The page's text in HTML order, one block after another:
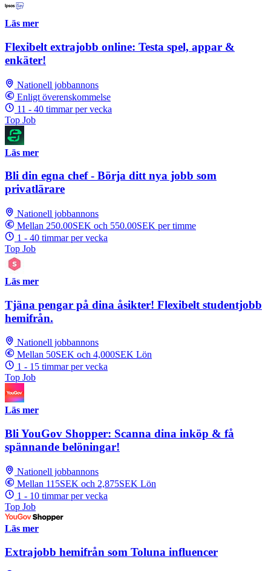
Läs mer
Flexibelt extrajobb online: Testa spel, appar &
enkäter!
Nationell jobbannons
Enligt överenskommelse
11 - 40 timmar per vecka
Top Job
Läs mer
Bli din egna chef - Börja ditt nya jobb som
privatlärare
Nationell jobbannons
Mellan 250.00SEK och 550.00SEK per timme
1 - 40 timmar per vecka
Top Job
Läs mer
Tjäna pengar på dina åsikter! Flexibelt studentjobb
hemifrån.
Nationell jobbannons
Mellan 50SEK och 4,000SEK Lön
1 - 15 timmar per vecka
Top Job
Läs mer
Bli YouGov Shopper: Scanna dina inköp & få
spännande belöningar!
Nationell jobbannons
Mellan 115SEK och 2,875SEK Lön
1 - 10 timmar per vecka
Top Job
Läs mer
Extrajobb hemifrån som Toluna influencer